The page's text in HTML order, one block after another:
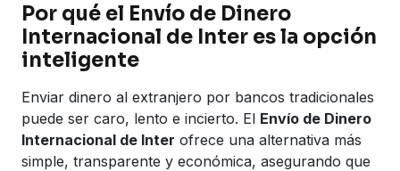
Por qué el Envío de Dinero
Internacional de Inter es la opción
inteligente
Enviar dinero al extranjero por bancos tradicionales
puede ser caro, lento e incierto. El Envío de Dinero
Internacional de Inter ofrece una alternativa más
simple, transparente y económica, asegurando que